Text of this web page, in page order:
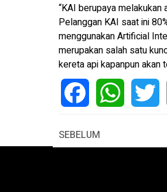
“KAI berupaya
Pelanggan KAI saat ini
menggunakan Artificial
merupakan salah satu
kereta api kapanpun akan
SEBELUM